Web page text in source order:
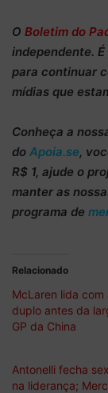
O Boletim do
independente.
para continuar
mídias que
Conheça a
do Apoia.se,
R$ 1, ajude o
manter as
programa de
Relacionado
McLaren lida com
duplo antes da
GP da China
Antonelli fecha
na liderança;